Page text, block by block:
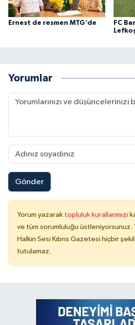
Ernest de resmen MTG'de
FC
Yorumlar
Gönder
Yorum yazarak topluluk kurallarımızı
ve tüm sorumluluğu üstleniyorsunuz.
Halkın Sesi Kıbrıs Gazetesi hiçbir
tutulamaz.